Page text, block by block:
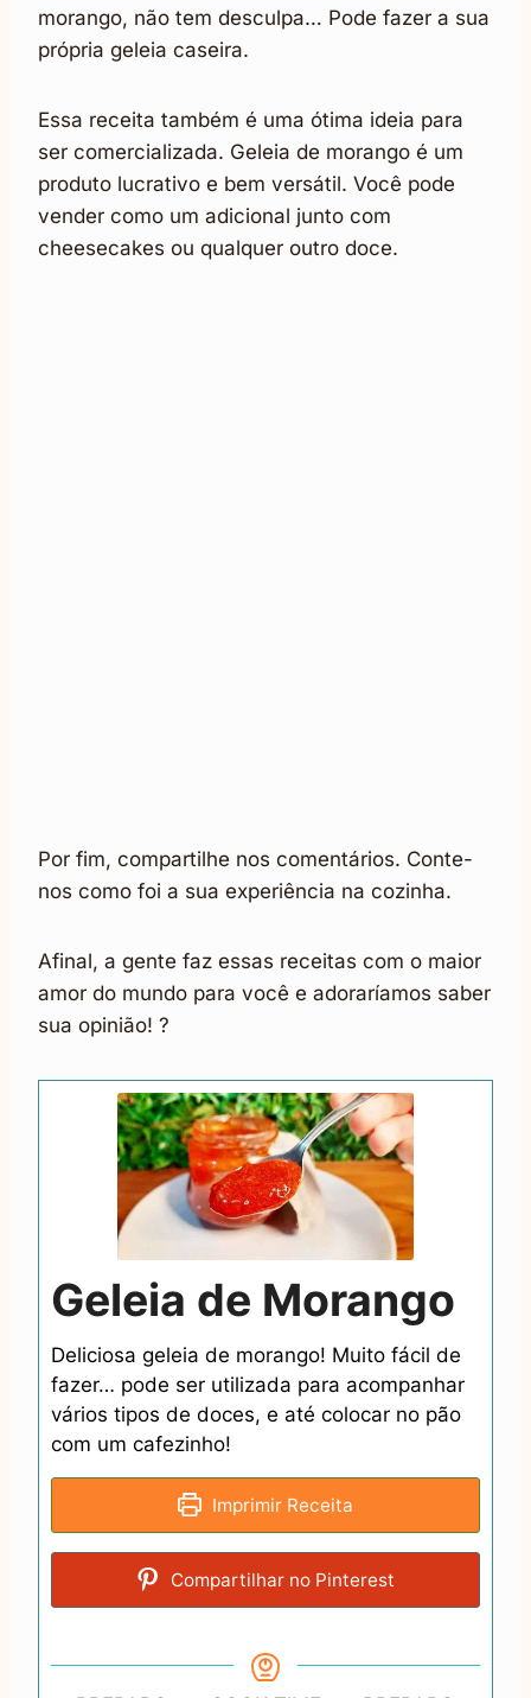
morango, não tem desculpa… Pode fazer a sua
própria geleia caseira.
Essa receita também é uma ótima ideia para
ser comercializada. Geleia de morango é um
produto lucrativo e bem versátil. Você pode
vender como um adicional junto com
cheesecakes ou qualquer outro doce.
Por fim, compartilhe nos comentários. Conte-
nos como foi a sua experiência na cozinha.
Afinal, a gente faz essas receitas com o maior
amor do mundo para você e adoraríamos saber
sua opinião! ?
Geleia de Morango
Deliciosa geleia de morango! Muito fácil de
fazer… pode ser utilizada para acompanhar
vários tipos de doces, e até colocar no pão
com um cafezinho!
Imprimir Receita
Compartilhar no Pinterest